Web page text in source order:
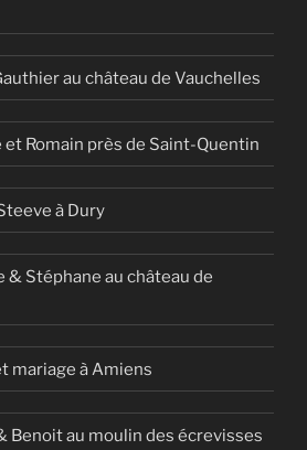
au château de Vauchelles
Romain près de Saint-Quentin
à Dury
& Stéphane au château de
mariage à Amiens
Benoit au moulin des écrevisses